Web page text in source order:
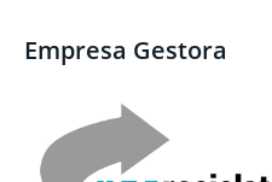
Empresa Gestora